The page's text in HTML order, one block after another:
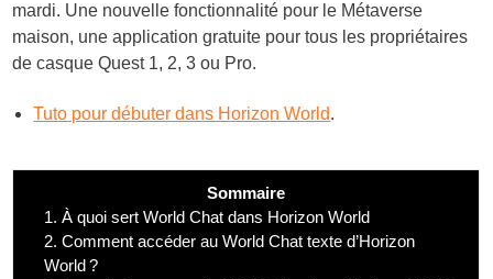
mardi. Une nouvelle fonctionnalité pour le Métaverse
maison, une application gratuite pour tous les propriétaires
de casque Quest 1, 2, 3 ou Pro.
Tuto pour débuter dans Horizon World.
Sommaire
1. À quoi sert World Chat dans Horizon World
2. Comment accéder au World Chat texte d’Horizon
World ?